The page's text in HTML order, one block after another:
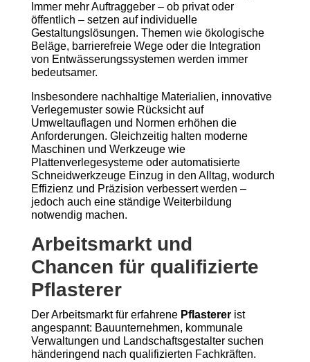
Immer mehr Auftraggeber – ob privat oder
öffentlich – setzen auf individuelle
Gestaltungslösungen. Themen wie ökologische
Beläge, barrierefreie Wege oder die Integration
von Entwässerungssystemen werden immer
bedeutsamer.
Insbesondere nachhaltige Materialien, innovative
Verlegemuster sowie Rücksicht auf
Umweltauflagen und Normen erhöhen die
Anforderungen. Gleichzeitig halten moderne
Maschinen und Werkzeuge wie
Plattenverlegesysteme oder automatisierte
Schneidwerkzeuge Einzug in den Alltag, wodurch
Effizienz und Präzision verbessert werden –
jedoch auch eine ständige Weiterbildung
notwendig machen.
Arbeitsmarkt und
Chancen für qualifizierte
Pflasterer
Der Arbeitsmarkt für erfahrene Pflastererist
angespannt: Bauunternehmen, kommunale
Verwaltungen und Landschaftsgestalter suchen
händeringend nach qualifizierten Fachkräften.